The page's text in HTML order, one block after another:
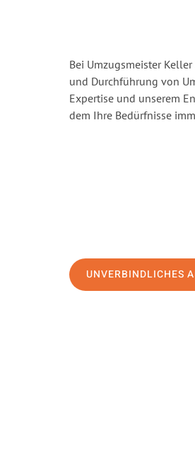
Bei Umzugsmeister
und Durchführung von
Expertise und unserem
dem Ihre Bedürfnisse
UNVERBINDLICHES